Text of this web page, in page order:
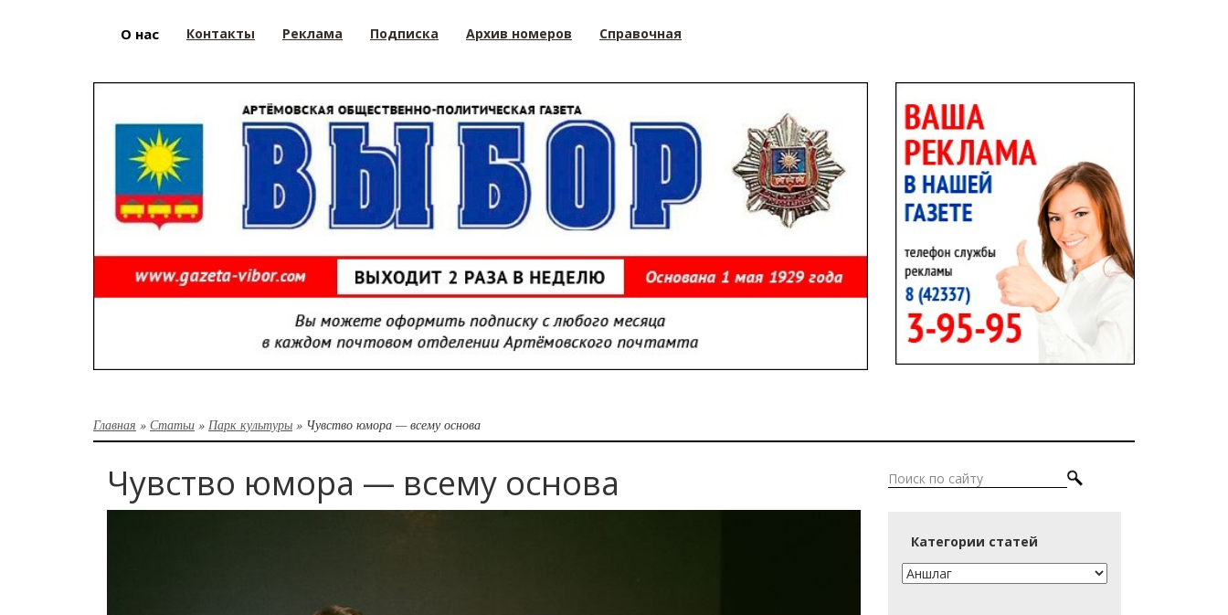
О нас Контакты Реклама Подписка Архив номеров Справочная
Главная » Статьи » Парк культуры » Чувство юмора — всему основа
Чувство юмора — всему основа
Категории статей